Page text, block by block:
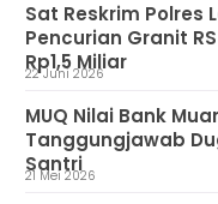
Sat Reskrim Polres
Pencurian Granit
Rp1,5 Miliar
22 Juni 2026
MUQ Nilai Bank
Tanggungjawab
Santri
21 Mei 2026